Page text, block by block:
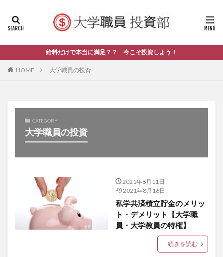
給料だけで本当に満足？？ 今こそ投資しよう！
HOME 大学職員の投資
CATEGORY
大学職員の投資
2021年8月11日
2021年8月16日
私学共済積立貯金のメリッ
ト・デメリット【大学職
員・大学教員の特権】
続きを読む